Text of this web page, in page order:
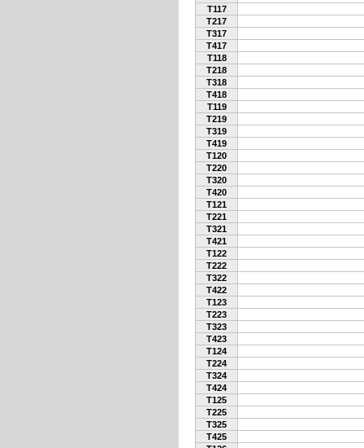
T117
T217
T317
T417
T118
T218
T318
T418
T119
T219
T319
T419
T120
T220
T320
T420
T121
T221
T321
T421
T122
T222
T322
T422
T123
T223
T323
T423
T124
T224
T324
T424
T125
T225
T325
T425